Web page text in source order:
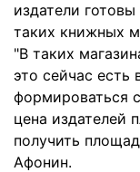
издатели
таких книжных
"В таких
это сейчас есть
формироваться
цена издателей
получить
Афонин.